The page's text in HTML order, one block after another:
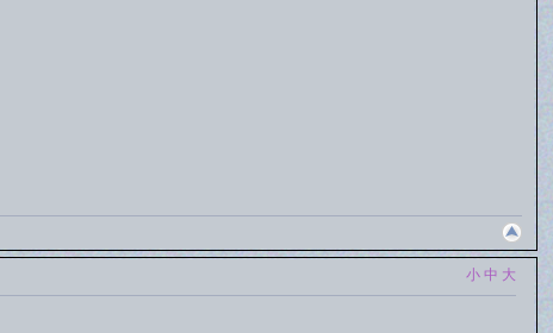
小 中 大